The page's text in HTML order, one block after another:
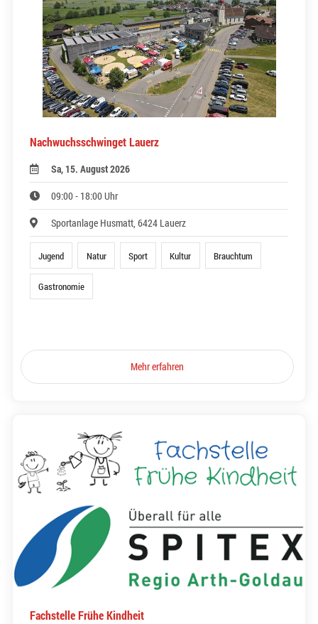
Nachwuchsschwinget Lauerz
Sa, 15. August 2026
09:00 - 18:00 Uhr
Sportanlage Husmatt, 6424 Lauerz
Jugend Natur Sport Kultur Brauchtum
Gastronomie
Mehr erfahren
Fachstelle Frühe Kindheit